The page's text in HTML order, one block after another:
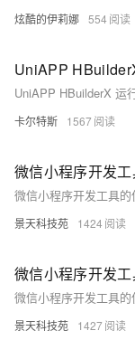
炫酷的伊莉娜 554
UniAPP
UniAPP HBuilderX 运
卡尔特斯 1567
景天科技苑 1424
景天科技苑 1427